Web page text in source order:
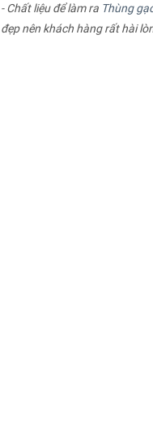
- Chất liệu để làm ra Thùng
đẹp nên khách hàng rất hài